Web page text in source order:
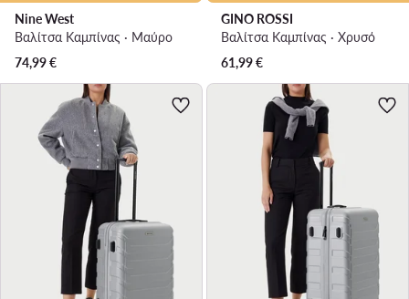
Nine West
Βαλίτσα Καμπίνας · Μαύρο
74,99€
GINO ROSSI
Βαλίτσα Καμπίνας · Χρυσό
61,99€